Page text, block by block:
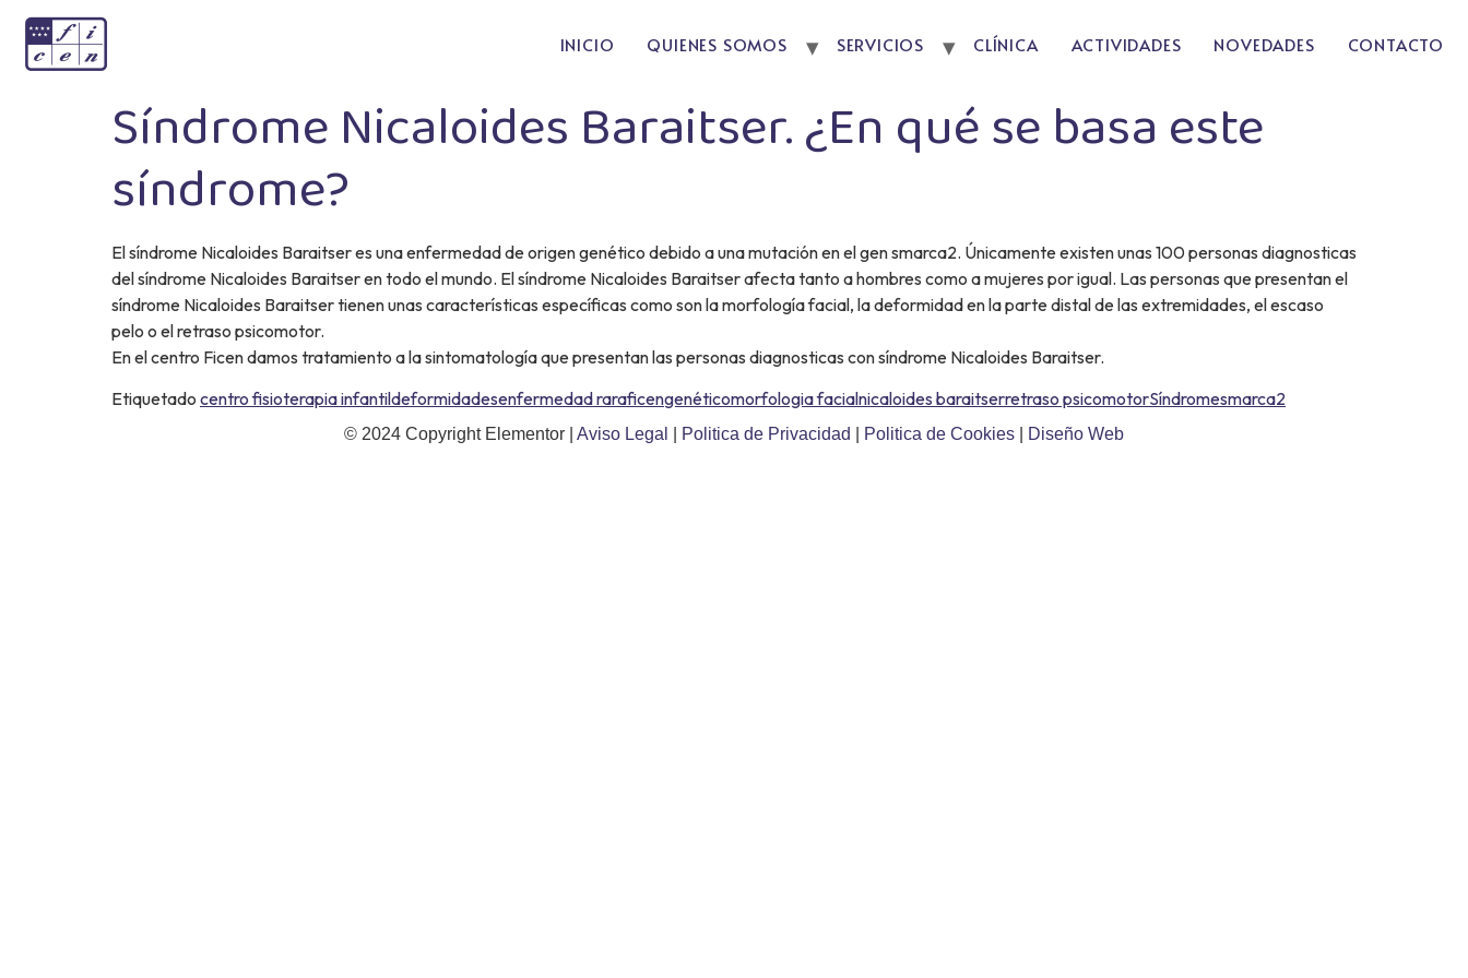
INICIO QUIENES SOMOS SERVICIOS CLÍNICA ACTIVIDADES NOVEDADES CONTACTO
Síndrome Nicaloides Baraitser. ¿En qué se basa este
síndrome?
El síndrome Nicaloides Baraitser es una enfermedad de origen genético debido a una mutación en el gen smarca2. Únicamente existen unas 100 personas diagnosticas
del síndrome Nicaloides Baraitser en todo el mundo. El síndrome Nicaloides Baraitser afecta tanto a hombres como a mujeres por igual. Las personas que presentan el
síndrome Nicaloides Baraitser tienen unas características específicas como son la morfología facial, la deformidad en la parte distal de las extremidades, el escaso
pelo o el retraso psicomotor.
En el centro Ficen damos tratamiento a la sintomatología que presentan las personas diagnosticas con síndrome Nicaloides Baraitser.
Etiquetado centro fisioterapia infantildeformidadesenfermedad raraficengenéticomorfologia facialnicaloides baraitserretraso psicomotorSíndromesmarca2
© 2024 Copyright Elementor | Aviso Legal Politica de Privacidad Politica de Cookies Diseño Web